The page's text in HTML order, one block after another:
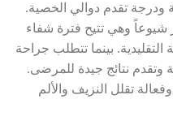
ودرجة تقدم دوالي الخصية.
شيوعاً وهي تتيح فترة شفاء
بينما تتطلب جراحة
وتقدم نتائج جيدة للمرضى.
تقلل النزيف والألم